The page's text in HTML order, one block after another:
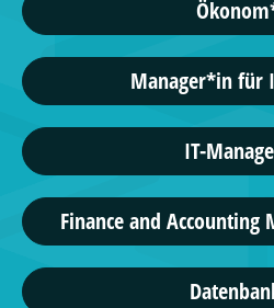
Manager*in für
IT-
Finance and Accounting